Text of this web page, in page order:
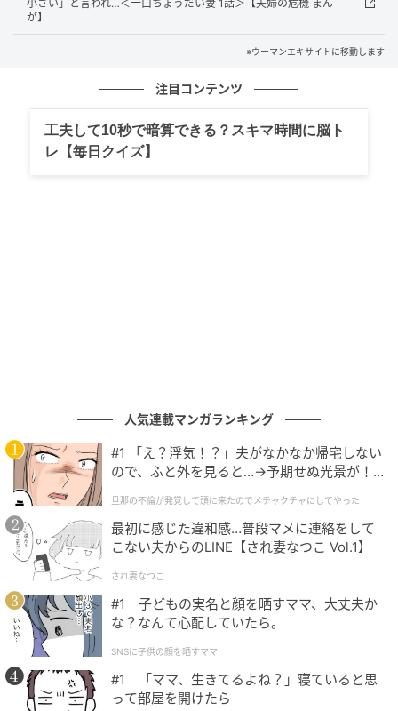
ウーマンエキサイト
小さい」と言われ…＜一口ちょうだい妻 1話＞【夫婦の危機 まん
が】
※ウーマンエキサイトに移動します
注目コンテンツ
工夫して10秒で暗算できる？スキマ時間に脳ト
レ【毎日クイズ】
人気連載マンガランキング
#1 「え？浮気！？」夫がなかなか帰宅しない
ので、ふと外を見ると…→予期せぬ光景が！
クチャにしてやった
旦那の不倫が発覚して頭に来たのでメチャクチャにしてやった
最初に感じた違和感…普段マメに連絡をして
こない夫からのLINE【され妻なつこ Vol.1】
され妻なつこ
#1 子どもの実名と顔を晒すママ、大丈夫か
な？なんて心配していたら。
SNSに子供の顔を晒すママ
#1 「ママ、生きてるよね？」寝ていると思
って部屋を開けたら